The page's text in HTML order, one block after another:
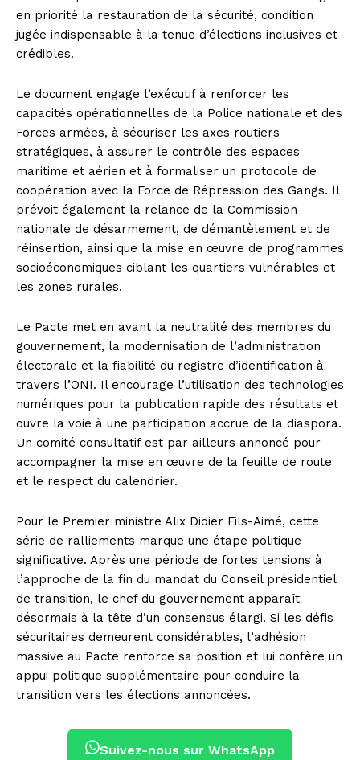
en priorité la restauration de la sécurité, condition
jugée indispensable à la tenue d’élections inclusives et
crédibles.
Le document engage l’exécutif à renforcer les
capacités opérationnelles de la Police nationale et des
Forces armées, à sécuriser les axes routiers
stratégiques, à assurer le contrôle des espaces
maritime et aérien et à formaliser un protocole de
coopération avec la Force de Répression des Gangs. Il
prévoit également la relance de la Commission
nationale de désarmement, de démantèlement et de
réinsertion, ainsi que la mise en œuvre de programmes
socioéconomiques ciblant les quartiers vulnérables et
les zones rurales.
Le Pacte met en avant la neutralité des membres du
gouvernement, la modernisation de l’administration
électorale et la fiabilité du registre d’identification à
travers l’ONI. Il encourage l’utilisation des technologies
numériques pour la publication rapide des résultats et
ouvre la voie à une participation accrue de la diaspora.
Un comité consultatif est par ailleurs annoncé pour
accompagner la mise en œuvre de la feuille de route
et le respect du calendrier.
Pour le Premier ministre Alix Didier Fils-Aimé, cette
série de ralliements marque une étape politique
significative. Après une période de fortes tensions à
l’approche de la fin du mandat du Conseil présidentiel
de transition, le chef du gouvernement apparaît
désormais à la tête d’un consensus élargi. Si les défis
sécuritaires demeurent considérables, l’adhésion
massive au Pacte renforce sa position et lui confère un
appui politique supplémentaire pour conduire la
transition vers les élections annoncées.
Suivez-nous sur WhatsApp